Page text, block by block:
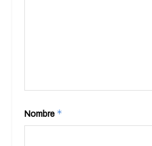
Nombre *